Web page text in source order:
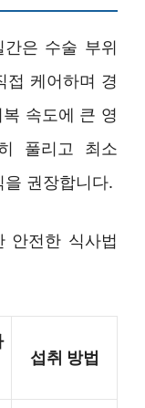
은 수술 부위
접 케어하며 경
속도에 큰 영
풀리고 최소
권장합니다.
안전한 식사법
섭취 방법